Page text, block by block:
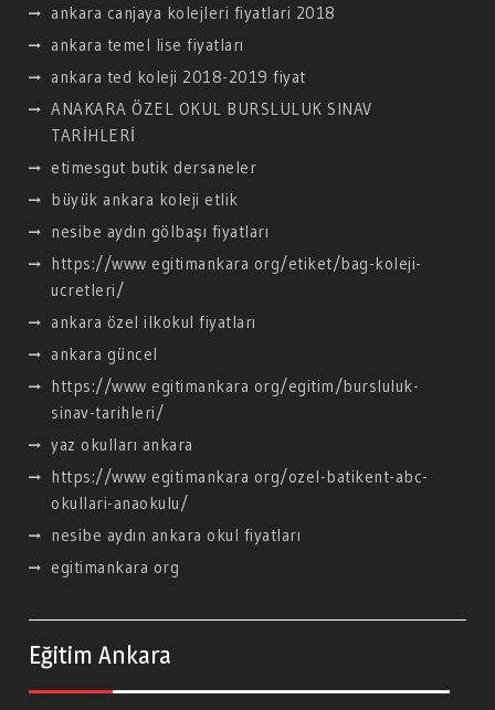
ankara canjaya kolejleri fiyatlari 2018
ankara temel lise fiyatları
ankara ted koleji 2018-2019 fiyat
ANAKARA ÖZEL OKUL BURSLULUK SINAV
TARİHLERİ
etimesgut butik dersaneler
büyük ankara koleji etlik
nesibe aydın gölbaşı fiyatları
https://www egitimankara org/etiket/bag-koleji-
ucretleri/
ankara özel ilkokul fiyatları
ankara güncel
https://www egitimankara org/egitim/bursluluk-
sinav-tarihleri/
yaz okulları ankara
https://www egitimankara org/ozel-batikent-abc-
okullari-anaokulu/
nesibe aydın ankara okul fiyatları
egitimankara org
Eğitim Ankara